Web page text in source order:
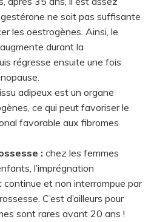
ne soit pas suffisante
les oestrogènes. Ainsi, le
durant la
régresse ensuite une fois
adipeux est un organe
ce qui peut favoriser le
favorable aux fibromes
: chez les femmes
l’imprégnation
et non interrompue par
C’est d’ailleurs pour
sont rares avant 20 ans !